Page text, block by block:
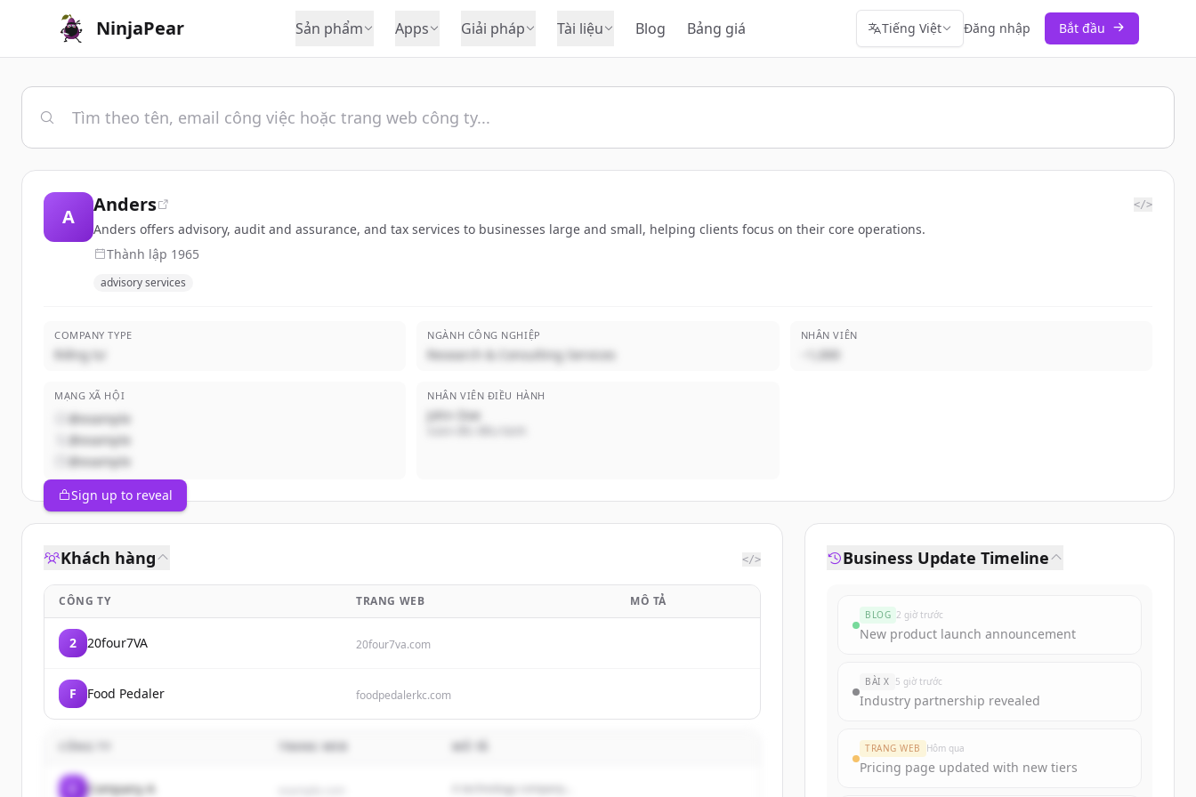
NinjaPear Sản phẩm Apps Giải pháp Tài liệu Blog Bảng giá Tiếng Việt Đăng nhập Bắt đầu
A
Anders </>
Anders offers advisory, audit and assurance, and tax services to businesses large and small, helping clients focus on their core operations.
Thành lập 1965
advisory services
COMPANY TYPE
Riêng tư
NGÀNH CÔNG NGHIỆP
Research & Consulting Services
NHÂN VIÊN
~1,000
MẠNG XÃ HỘI
@example
@example
@example
NHÂN VIÊN ĐIỀU HÀNH
John Doe
Sign up to reveal
Khách hàng </>
CÔNG TY TRANG WEB MÔ TẢ
2 20four7VA 20four7va.com
F Food Pedaler foodpedalerkc.com
TRANG WEB
Company A A technology company...
Business Update Timeline
BLOG 2 giờ trước
New product launch announcement
BÀI X 5 giờ trước
Industry partnership revealed
TRANG WEB Hôm qua
Pricing page updated with new tiers